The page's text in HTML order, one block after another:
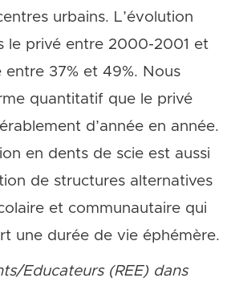
urbains. L’évolution
le privé entre 2000-2001 et
entre 37% et 49%. Nous
quantitatif que le privé
d’année en année.
en dents de scie est aussi
de structures alternatives
et communautaire qui
une durée de vie éphémère.
Educateurs (REE) dans